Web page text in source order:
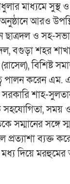
মাধ্যমে
আরও
ছাত্রদল ও সহ-
বগুড়া শহর
বিশিষ্ট
পালন করেন এম.
সরকারি শাহ-
সহযোগিতা,
সম্মানের
ব্যক্ত
মধ্য দিয়ে